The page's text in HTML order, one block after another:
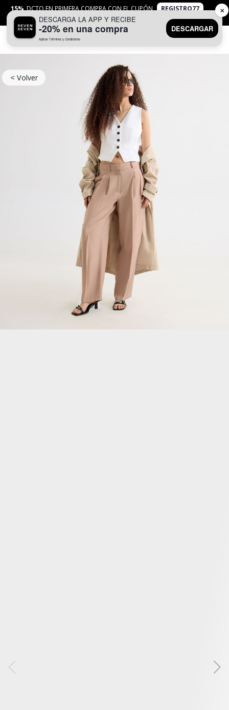
15% DCTO EN PRIMERA COMPRA CON EL CUPÓN
REGISTRO77
APLICANTYC
< Volver
DESCARGA LA APP Y RECIBE
-20% en una compra
Aplican Términos y Condiciones
DESCARGAR
✕